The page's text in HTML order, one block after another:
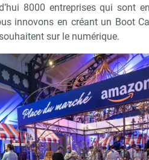
8000 entreprises qui sont
innovons en créant un Boot
sur le numérique.